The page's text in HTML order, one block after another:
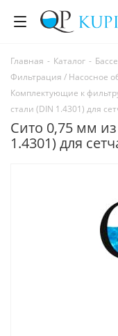
Главная - Каталог -
Фильтрация / Насосное
Комплектующие к
стали (DIN 1.4301) для
Сито 0,75 мм
1.4301) для